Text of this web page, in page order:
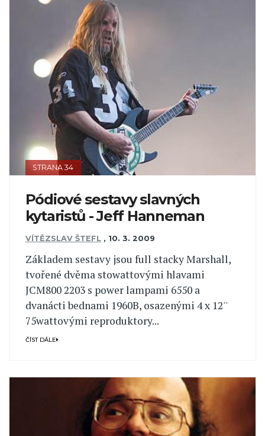
STRANA 34
Pódiové sestavy slavných
kytaristů - Jeff Hanneman
VÍTĚZSLAV ŠTEFL , 10. 3. 2009
Základem sestavy jsou full stacky Marshall,
tvořené dvěma stowattovými hlavami
JCM800 2203 s power lampami 6550 a
dvanácti bednami 1960B, osazenými 4 x 12''
75wattovými reproduktory...
ČÍST DÁLE